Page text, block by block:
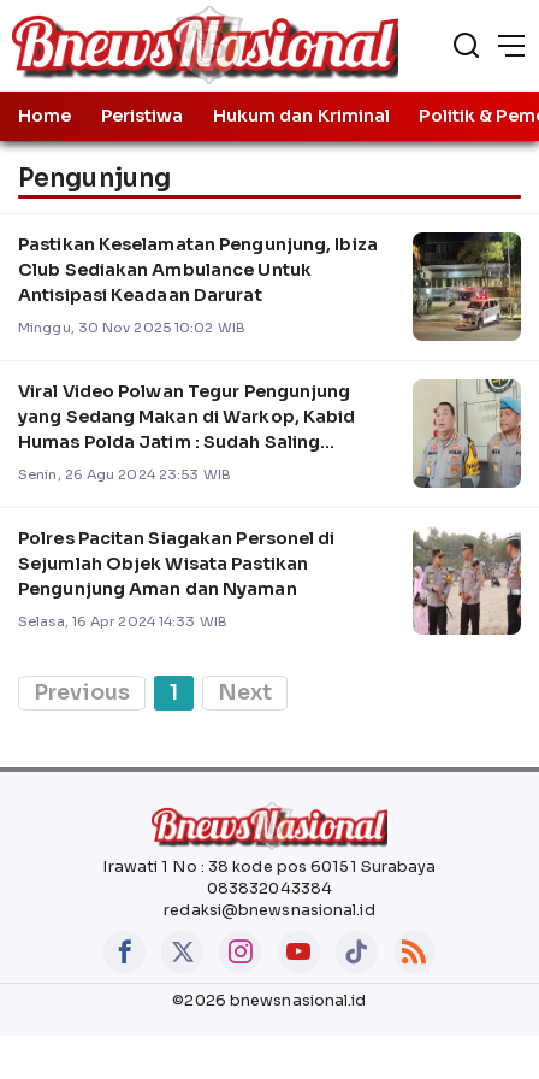
Home Peristiwa Hukum dan Kriminal Politik &
Pengunjung
Pastikan Keselamatan Pengunjung, Ibiza
Club Sediakan Ambulance Untuk
Antisipasi Keadaan Darurat
Minggu, 30 Nov 2025 10:02 WIB
Viral Video Polwan Tegur Pengunjung
yang Sedang Makan di Warkop, Kabid
Humas Polda Jatim : Sudah Saling
Memaafkan
Senin, 26 Agu 2024 23:53 WIB
Polres Pacitan Siagakan Personel di
Sejumlah Objek Wisata Pastikan
Pengunjung Aman dan Nyaman
Selasa, 16 Apr 2024 14:33 WIB
Previous 1 Next
Irawati 1 No : 38 kode pos 60151 Surabaya
083832043384
redaksi@bnewsnasional.id
©2026 bnewsnasional.id